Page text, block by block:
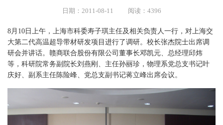
日期：2011-08-11 阅读：4396
8月10日上午，上海市科委寿子琪主任及相关负责人一行，对上海交
大第二代高温超导带材研发项目进行了调研。校长张杰院士出席调
研会并讲话。赣商联合股份有限公司董事长邓凯元、总经理邱炜
等，科研院常务副院长刘燕刚、主任孙丽珍，物理系党总支书记叶
庆好、副系主任陈险峰、党总支副书记蒋立峰出席会议。